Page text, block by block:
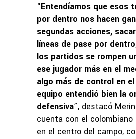
“Entendíamos que esos
por dentro nos hacen
segundas acciones,
líneas de pase por
los partidos se rompen
ese jugador más en el
algo más de control en
equipo entendió bien la
defensiva”, destacó
cuenta con el colombiano
en el centro del campo,